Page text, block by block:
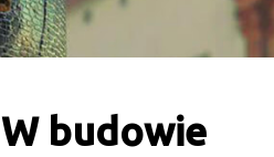
W budowie